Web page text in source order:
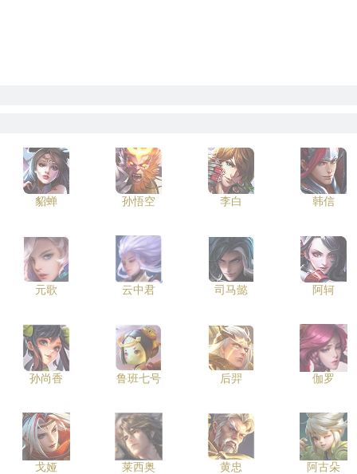
貂蝉 孙悟空 李白 韩信
元歌 云中君 司马懿 阿轲
孙尚香 鲁班七号 后羿 伽罗
戈娅 莱西奥 黄忠 阿古朵